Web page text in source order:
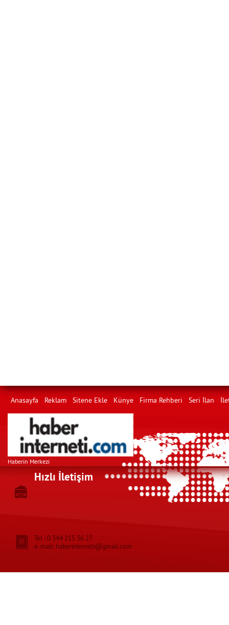
Anasayfa Reklam Sitene Ekle Künye Firma Rehberi Seri İlan
Haberin Merkezi
Hızlı İletişim
Tel : 0 344 215 36 27
e-mail: haberinterneti@gmail.com